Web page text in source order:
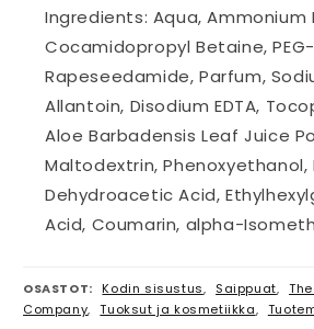
Ingredients: Aqua, Ammonium
Cocamidopropyl Betaine,
Rapeseedamide, Parfum,
Allantoin, Disodium EDTA,
Aloe Barbadensis Leaf Juice
Maltodextrin, Phenoxyethanol,
Dehydroacetic Acid,
Acid, Coumarin, alpha-
OSASTOT: Kodin sisustus, Saippuat,
Company, Tuoksut ja kosmetiikka,